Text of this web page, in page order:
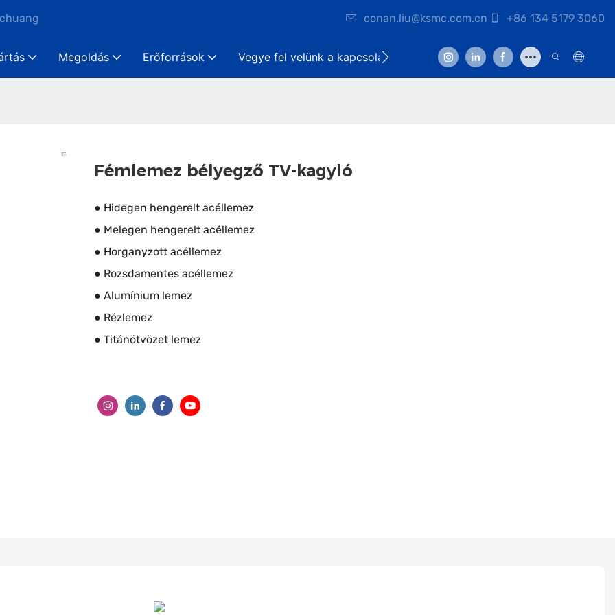
conan.liu@ksmc.com.cn +86 134 5179 3060
Megoldás Erőforrások Vegye fel velünk a kapcsolatot
Fémlemez bélyegző TV-kagyló
● Hidegen hengerelt acéllemez
● Melegen hengerelt acéllemez
● Horganyzott acéllemez
● Rozsdamentes acéllemez
● Alumínium lemez
● Rézlemez
● Titánötvözet lemez